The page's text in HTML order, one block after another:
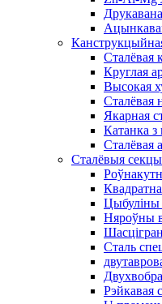
Сталёвая
Круглая
Высокая
Сталёвая
Якарная
Катанка
Сталёвая
Сталёвыя
Цыбуліны
Няроўны
Сталь
Рэйкавая